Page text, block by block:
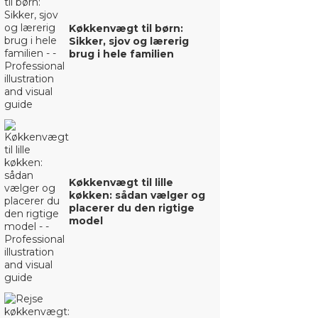
Køkkenvægt til børn:
Sikker, sjov og lærerig
brug i hele familien
Køkkenvægt til lille
køkken: sådan vælger og
placerer du den rigtige
model